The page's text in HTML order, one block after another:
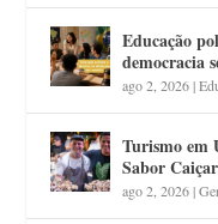
Educação
democracia
ago 2, 2026|
Turismo em
Sabor
ago 2, 2026|